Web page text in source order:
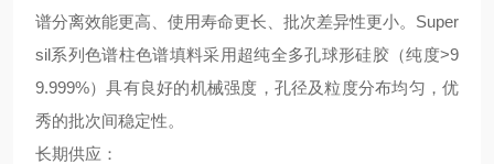
谱分离效能更高、使用寿命更长、批次差异性更小。Super
sil系列色谱柱色谱填料采用超纯全多孔球形硅胶（纯度>9
9.999%）具有良好的机械强度，孔径及粒度分布均匀，优
秀的批次间稳定性。
长期供应：